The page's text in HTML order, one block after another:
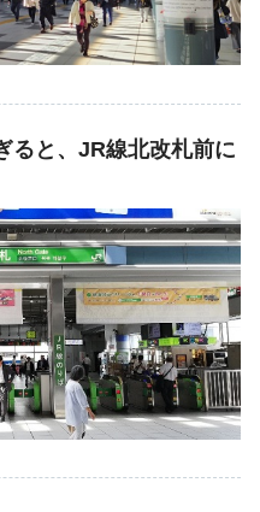
ると、JR線北改札前に